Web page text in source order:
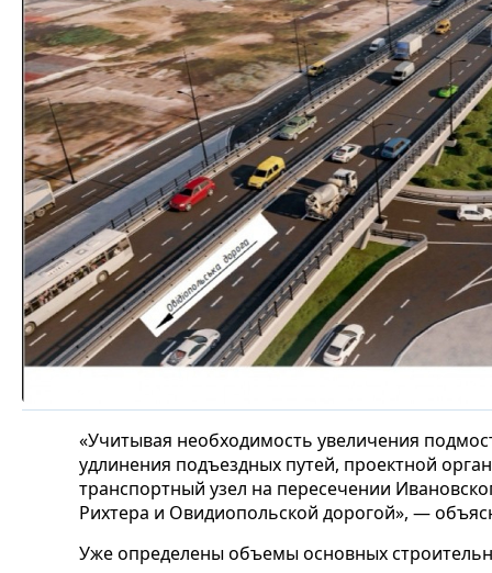
«Учитывая необходимость увеличения
удлинения подъездных путей, проектной
транспортный узел на пересечении
Рихтера и Овидиопольской дорогой», —
Уже определены объемы основных